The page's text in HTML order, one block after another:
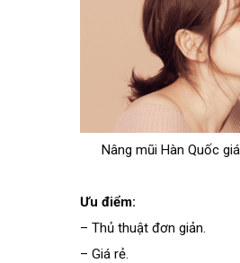
Nâng mũi Hàn Quốc
Ưu điểm:
– Thủ thuật đơn giản.
– Giá rẻ.